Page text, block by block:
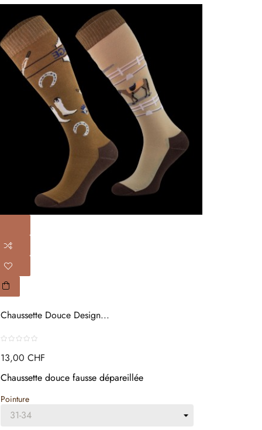
Chaussette Douce Design...
13,00 CHF
Chaussette douce fausse dépareillée
Pointure